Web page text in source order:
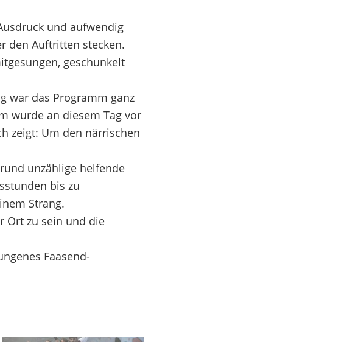
und aufwendig
den Auftritten stecken.
geschunkelt
war das Programm ganz
wurde an diesem Tag vor
zeigt: Um den närrischen
unzählige helfende
bis zu
Strang.
Ort zu sein und die
Faasend-